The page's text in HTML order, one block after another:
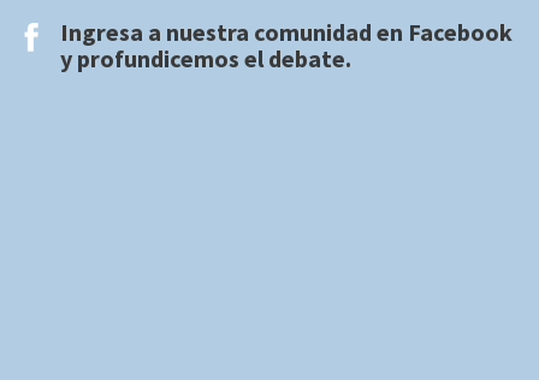
Ingresa a nuestra comunidad en Facebook
y profundicemos el debate.